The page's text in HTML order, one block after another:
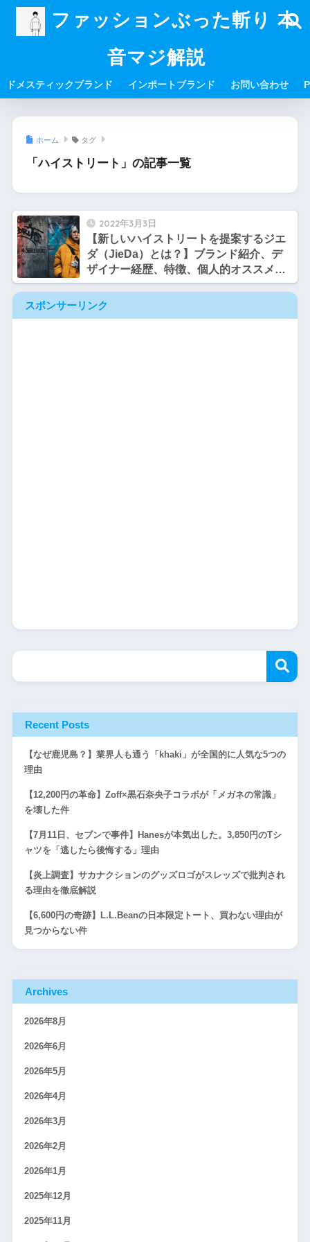
ファッションぶった斬り 本
音マジ解説
ドメスティックブランド インポートブランド お問い合わせ
ホーム タグ
「ハイストリート」の記事一覧
2022年3月3日
【新しいハイストリートを提案するジエ
ダ（JieDa）とは？】ブランド紹介、デ
ザイナー経歴、特徴、個人的オススメア
イテム【tomoさんのファッション勉強部
屋】
スポンサーリンク
Recent Posts
【なぜ鹿児島？】業界人も通う「khaki」が全国的に人気な5つの
理由
【12,200円の革命】Zoff×黒石奈央子コラボが「メガネの常識」
を壊した件
【7月11日、セブンで事件】Hanesが本気出した。3,850円のTシ
ャツを「逃したら後悔する」理由
【炎上調査】サカナクションのグッズロゴがスレッズで批判され
る理由を徹底解説
【6,600円の奇跡】L.L.Beanの日本限定トート、買わない理由が
見つからない件
Archives
2026年8月
2026年6月
2026年5月
2026年4月
2026年3月
2026年2月
2026年1月
2025年12月
2025年11月